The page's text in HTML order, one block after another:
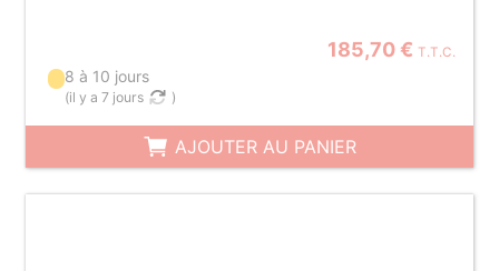
185,70 € T.T.C.
8 à 10 jours
(il y a 7 jours )
AJOUTER AU PANIER